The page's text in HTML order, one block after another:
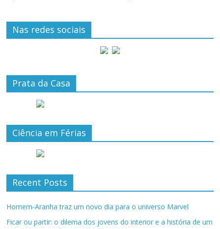
Nas redes sociais
Prata da Casa
Ciência em Férias
Recent Posts
Homem-Aranha traz um novo dia para o universo Marvel
Ficar ou partir: o dilema dos jovens do interior e a história de um